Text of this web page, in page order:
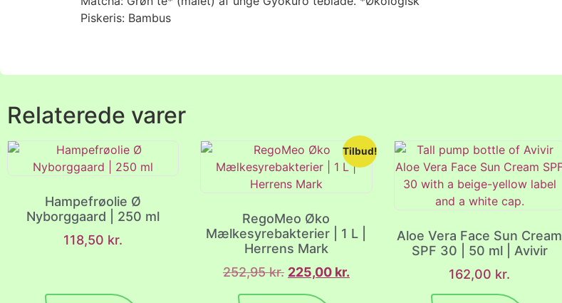
Piskeris: Bambus
Relaterede varer
Hampefrøolie Ø
Nyborggaard | 250 ml
118,50 kr.
Tilbud!
RegoMeo Øko
Mælkesyrebakterier | 1 L |
Herrens Mark
252,95kr. 225,00 kr.
Aloe Vera Face Sun Cream
SPF 30 | 50 ml | Avivir
162,00 kr.